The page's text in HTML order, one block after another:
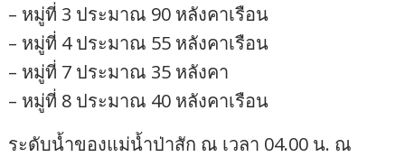
– หมู่ที่ 3 ประมาณ 90 หลังคาเรือน
– หมู่ที่ 4 ประมาณ 55 หลังคาเรือน
– หมู่ที่ 7 ประมาณ 35 หลังคา
– หมู่ที่ 8 ประมาณ 40 หลังคาเรือน
ระดับน้ำของแม่น้ำป่าสัก ณ เวลา 04.00 น. ณ